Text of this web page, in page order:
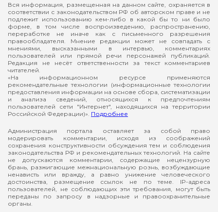
Вся информация, размещенная на данном сайте, охраняется в
соответствии с законодательством РФ об авторском праве и не
подлежит использованию кем-либо в какой бы то ни было
форме, в том числе воспроизведению, распространению,
переработке не иначе как с письменного разрешения
правообладателя. Мнение редакции может не совпадать с
мнениями, высказанными в интервью, комментариях
пользователей или прямой речи персонажей публикаций.
Редакция не несёт ответственности за текст комментариев
читателей.
«На информационном ресурсе применяются
рекомендательные технологии (информационные технологии
предоставления информации на основе сбора, систематизации
и анализа сведений, относящихся к предпочтениям
пользователей сети "Интернет", находящихся на территории
Российской Федерации)». Подробнее
Администрация портала оставляет за собой право
модерировать комментарии, исходя из соображений
сохранения конструктивности обсуждения тем и соблюдения
законодательства РФ и рекомендательных технологий. На сайте
не допускаются комментарии, содержащие нецензурную
брань, разжигающие межнациональную рознь, возбуждающие
ненависть или вражду, а равно унижение человеческого
достоинства, размещение ссылок не по теме. IP-адреса
пользователей, не соблюдающих эти требования, могут быть
переданы по запросу в надзорные и правоохранительные
органы.